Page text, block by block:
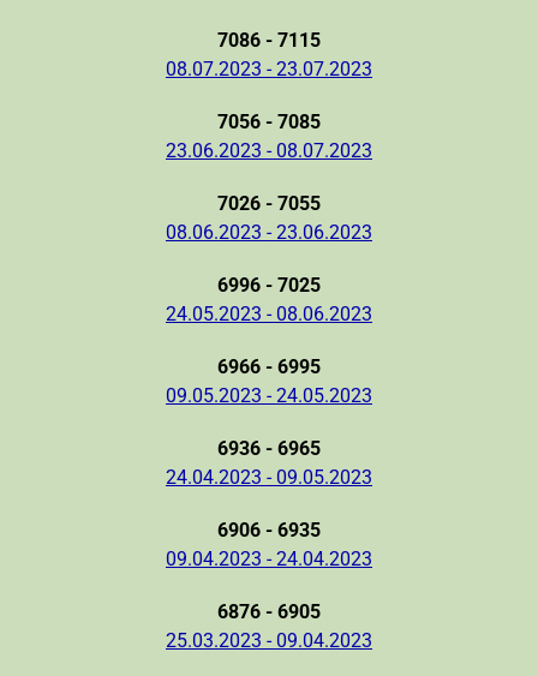
7086 - 7115
08.07.2023 - 23.07.2023
7056 - 7085
23.06.2023 - 08.07.2023
7026 - 7055
08.06.2023 - 23.06.2023
6996 - 7025
24.05.2023 - 08.06.2023
6966 - 6995
09.05.2023 - 24.05.2023
6936 - 6965
24.04.2023 - 09.05.2023
6906 - 6935
09.04.2023 - 24.04.2023
6876 - 6905
25.03.2023 - 09.04.2023